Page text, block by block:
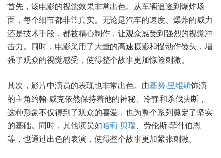
首先，该电影的视觉效果非常出色。从车辆追逐到爆炸场
面，每个细节都非常真实。无论是汽车的速度、爆炸的威力
还是技术手段，都被精心制作，让观众感受到强烈的视觉冲
击力。同时，电影采用了大量的高速摄影和慢动作镜头，增
强了观众的视觉感受，使得整个故事更加惊险刺激。
其次，影片中演员的表现也非常出色。由基努·里维斯饰演
的主角约翰·威克依然保持着他的神秘、冷静和杀伐决断，
这种形象不仅得到了观众的喜爱，也为整个系列奠定了坚实
的基础。同时，其他演员如哈莉·贝瑞、劳伦斯·菲什伯恩
等，也通过出色的表演，使得整个故事更加紧张刺激。